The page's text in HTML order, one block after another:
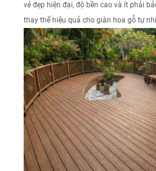
vẻ đẹp hiện đại, độ bền cao và ít phải
thay thế hiệu quả cho giàn hoa gỗ tự